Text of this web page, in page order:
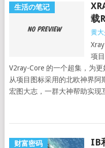
生活の笔记
载
黄
项
V2ray-Core 的一个超集，为更
从项目图标采用的北欧神界
宏图大志，一群大神帮助实现
财富密码 IB